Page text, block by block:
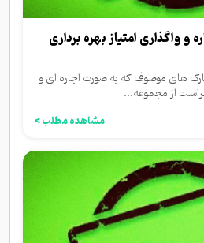
و واگذاری امتیاز بهره برداری
های موصوف که به صورت اجاره ای و
از مجموعه...
مشاهده مطلب >